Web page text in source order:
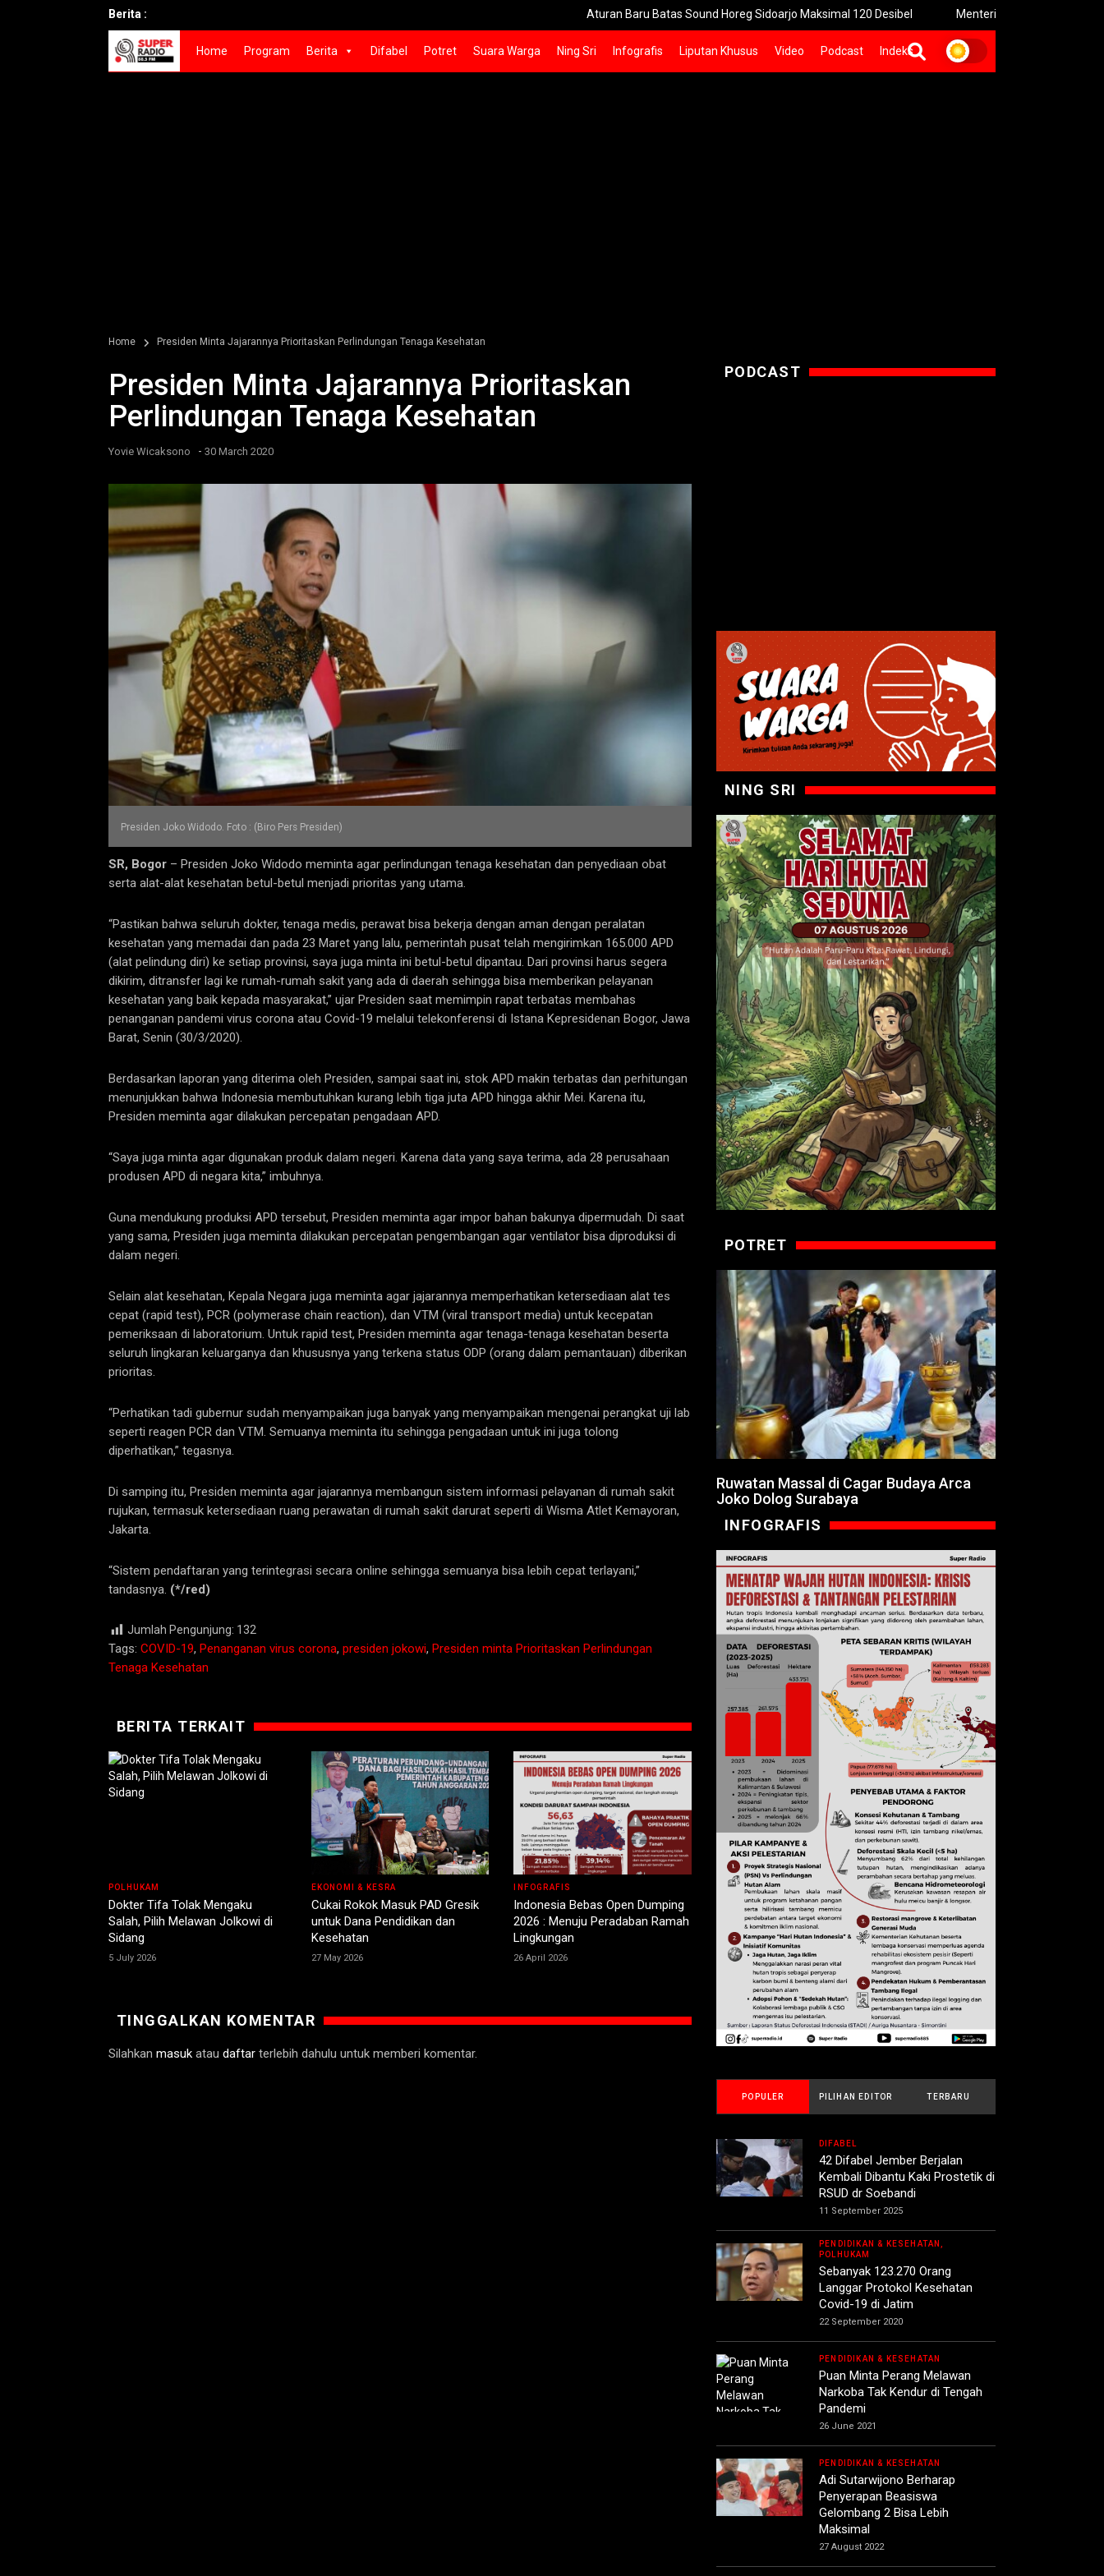
Berita : Aturan Baru Batas Sound Horeg Sidoarjo Maksimal 120 Desibel Menteri PPPA: Festival Egrang Perkuat
Home Program Berita Difabel Potret Suara Warga Ning Sri Infografis Liputan Khusus Video Podcast Indeks
Home Presiden Minta Jajarannya Prioritaskan Perlindungan Tenaga Kesehatan
Presiden Minta Jajarannya Prioritaskan
Perlindungan Tenaga Kesehatan
Yovie Wicaksono - 30 March 2020
Presiden Joko Widodo. Foto : (Biro Pers Presiden)
SR, Bogor – Presiden Joko Widodo meminta agar perlindungan tenaga kesehatan dan penyediaan obat
serta alat-alat kesehatan betul-betul menjadi prioritas yang utama.
“Pastikan bahwa seluruh dokter, tenaga medis, perawat bisa bekerja dengan aman dengan peralatan
kesehatan yang memadai dan pada 23 Maret yang lalu, pemerintah pusat telah mengirimkan 165.000 APD
(alat pelindung diri) ke setiap provinsi, saya juga minta ini betul-betul dipantau. Dari provinsi harus segera
dikirim, ditransfer lagi ke rumah-rumah sakit yang ada di daerah sehingga bisa memberikan pelayanan
kesehatan yang baik kepada masyarakat,” ujar Presiden saat memimpin rapat terbatas membahas
penanganan pandemi virus corona atau Covid-19 melalui telekonferensi di Istana Kepresidenan Bogor, Jawa
Barat, Senin (30/3/2020).
Berdasarkan laporan yang diterima oleh Presiden, sampai saat ini, stok APD makin terbatas dan perhitungan
menunjukkan bahwa Indonesia membutuhkan kurang lebih tiga juta APD hingga akhir Mei. Karena itu,
Presiden meminta agar dilakukan percepatan pengadaan APD.
“Saya juga minta agar digunakan produk dalam negeri. Karena data yang saya terima, ada 28 perusahaan
produsen APD di negara kita,” imbuhnya.
Guna mendukung produksi APD tersebut, Presiden meminta agar impor bahan bakunya dipermudah. Di saat
yang sama, Presiden juga meminta dilakukan percepatan pengembangan agar ventilator bisa diproduksi di
dalam negeri.
Selain alat kesehatan, Kepala Negara juga meminta agar jajarannya memperhatikan ketersediaan alat tes
cepat (rapid test), PCR (polymerase chain reaction), dan VTM (viral transport media) untuk kecepatan
pemeriksaan di laboratorium. Untuk rapid test, Presiden meminta agar tenaga-tenaga kesehatan beserta
seluruh lingkaran keluarganya dan khususnya yang terkena status ODP (orang dalam pemantauan) diberikan
prioritas.
“Perhatikan tadi gubernur sudah menyampaikan juga banyak yang menyampaikan mengenai perangkat uji lab
seperti reagen PCR dan VTM. Semuanya meminta itu sehingga pengadaan untuk ini juga tolong
diperhatikan,” tegasnya.
Di samping itu, Presiden meminta agar jajarannya membangun sistem informasi pelayanan di rumah sakit
rujukan, termasuk ketersediaan ruang perawatan di rumah sakit darurat seperti di Wisma Atlet Kemayoran,
Jakarta.
“Sistem pendaftaran yang terintegrasi secara online sehingga semuanya bisa lebih cepat terlayani,”
tandasnya. (*/red)
Jumlah Pengunjung: 132
Tags: COVID-19, Penanganan virus corona, presiden jokowi, Presiden minta Prioritaskan Perlindungan
Tenaga Kesehatan
BERITA TERKAIT
POLHUKAM
Dokter Tifa Tolak Mengaku
Salah, Pilih Melawan Jolkowi di
Sidang
5 July 2026
EKONOMI & KESRA
Cukai Rokok Masuk PAD Gresik
untuk Dana Pendidikan dan
Kesehatan
27 May 2026
INFOGRAFIS
Indonesia Bebas Open Dumping
2026 : Menuju Peradaban Ramah
Lingkungan
26 April 2026
TINGGALKAN KOMENTAR
Silahkan masuk atau daftar terlebih dahulu untuk memberi komentar.
PODCAST
NING SRI
POTRET
Ruwatan Massal di Cagar Budaya Arca
Joko Dolog Surabaya
INFOGRAFIS
POPULER PILIHAN EDITOR TERBARU
DIFABEL
42 Difabel Jember Berjalan
Kembali Dibantu Kaki Prostetik di
RSUD dr Soebandi
11 September 2025
PENDIDIKAN & KESEHATAN,
POLHUKAM
Sebanyak 123.270 Orang
Langgar Protokol Kesehatan
Covid-19 di Jatim
22 September 2020
PENDIDIKAN & KESEHATAN
Puan Minta Perang Melawan
Narkoba Tak Kendur di Tengah
Pandemi
26 June 2021
PENDIDIKAN & KESEHATAN
Adi Sutarwijono Berharap
Penyerapan Beasiswa
Gelombang 2 Bisa Lebih
Maksimal
27 August 2022